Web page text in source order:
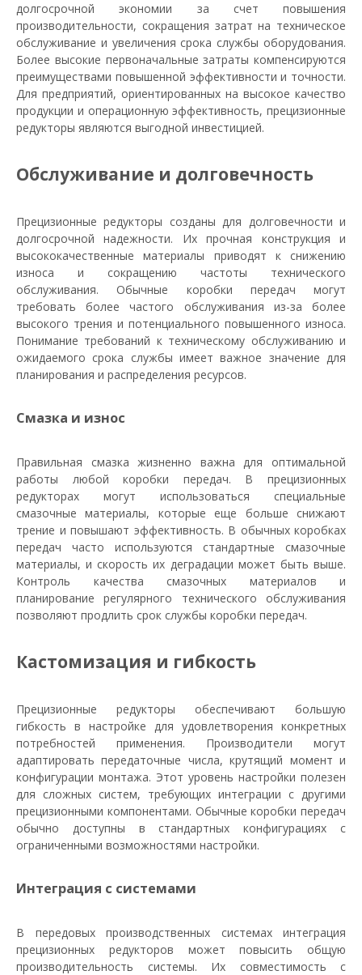
долгосрочной экономии за счет повышения
производительности, сокращения затрат на техническое
обслуживание и увеличения срока службы оборудования.
Более высокие первоначальные затраты компенсируются
преимуществами повышенной эффективности и точности.
Для предприятий, ориентированных на высокое качество
продукции и операционную эффективность, прецизионные
редукторы являются выгодной инвестицией.
Обслуживание и долговечность
Прецизионные редукторы созданы для долговечности и
долгосрочной надежности. Их прочная конструкция и
высококачественные материалы приводят к снижению
износа и сокращению частоты технического
обслуживания. Обычные коробки передач могут
требовать более частого обслуживания из-за более
высокого трения и потенциального повышенного износа.
Понимание требований к техническому обслуживанию и
ожидаемого срока службы имеет важное значение для
планирования и распределения ресурсов.
Смазка и износ
Правильная смазка жизненно важна для оптимальной
работы любой коробки передач. В прецизионных
редукторах могут использоваться специальные
смазочные материалы, которые еще больше снижают
трение и повышают эффективность. В обычных коробках
передач часто используются стандартные смазочные
материалы, и скорость их деградации может быть выше.
Контроль качества смазочных материалов и
планирование регулярного технического обслуживания
позволяют продлить срок службы коробки передач.
Кастомизация и гибкость
Прецизионные редукторы обеспечивают большую
гибкость в настройке для удовлетворения конкретных
потребностей применения. Производители могут
адаптировать передаточные числа, крутящий момент и
конфигурации монтажа. Этот уровень настройки полезен
для сложных систем, требующих интеграции с другими
прецизионными компонентами. Обычные коробки передач
обычно доступны в стандартных конфигурациях с
ограниченными возможностями настройки.
Интеграция с системами
В передовых производственных системах интеграция
прецизионных редукторов может повысить общую
производительность системы. Их совместимость с